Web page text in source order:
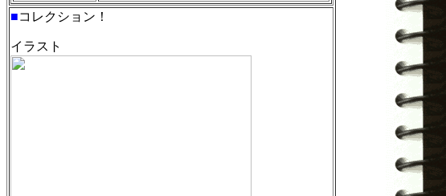
■コレクション！
イラスト